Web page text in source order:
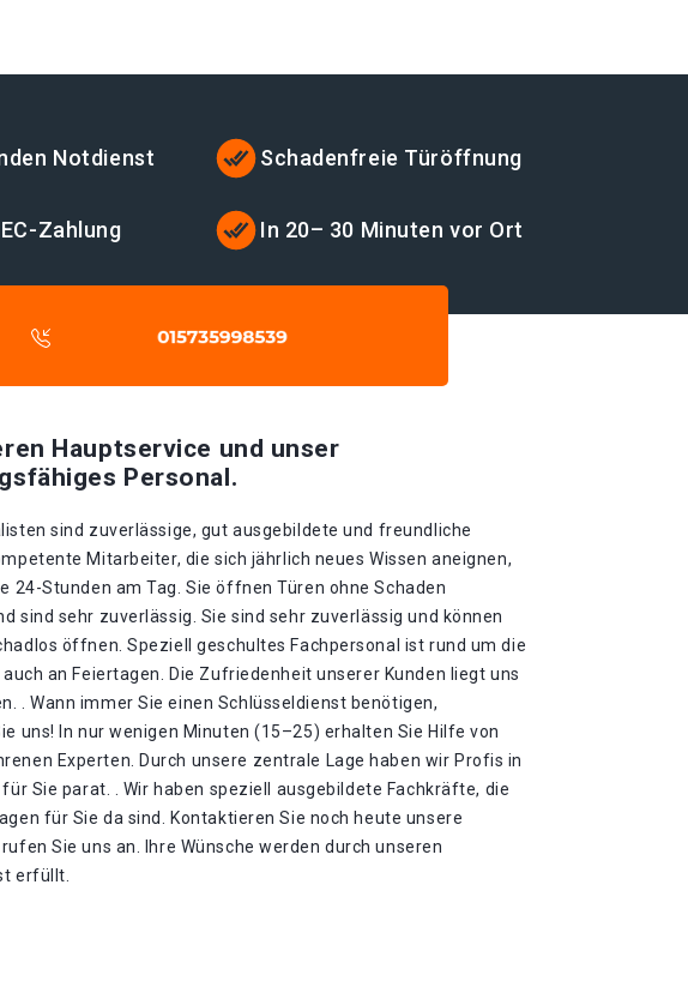
Notdienst Schadenfreie Türöffnung
Zahlung In 20– 30 Minuten vor Ort
Hauptservice und unser
Personal.
sind zuverlässige, gut ausgebildete und freundliche
Mitarbeiter, die sich jährlich neues Wissen aneignen,
24-Stunden am Tag. Sie öffnen Türen ohne Schaden
sind sehr zuverlässig. Sie sind sehr zuverlässig und können
öffnen. Speziell geschultes Fachpersonal ist rund um die
an Feiertagen. Die Zufriedenheit unserer Kunden liegt uns
. Wann immer Sie einen Schlüsseldienst benötigen,
uns! In nur wenigen Minuten (15–25) erhalten Sie Hilfe von
Experten. Durch unsere zentrale Lage haben wir Profis in
Sie parat. . Wir haben speziell ausgebildete Fachkräfte, die
für Sie da sind. Kontaktieren Sie noch heute unsere
Sie uns an. Ihre Wünsche werden durch unseren
erfüllt.